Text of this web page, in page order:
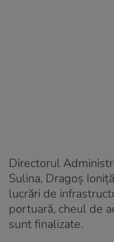
Directorul
Sulina, Dragoș
lucrări de
portuară, cheul de
sunt finalizate.